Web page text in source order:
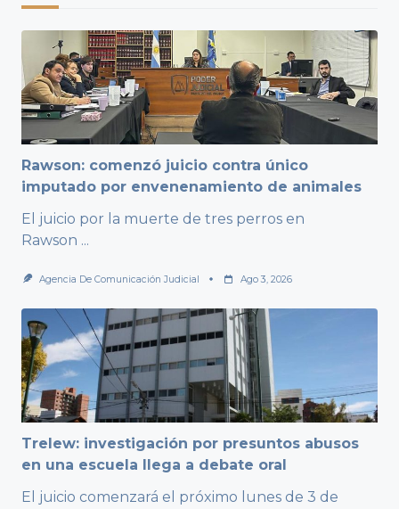
Rawson: comenzó juicio contra único
imputado por envenenamiento de animales
El juicio por la muerte de tres perros en
Rawson ...
Agencia De Comunicación Judicial Ago 3, 2026
Trelew: investigación por presuntos abusos
en una escuela llega a debate oral
El juicio comenzará el próximo lunes de 3 de